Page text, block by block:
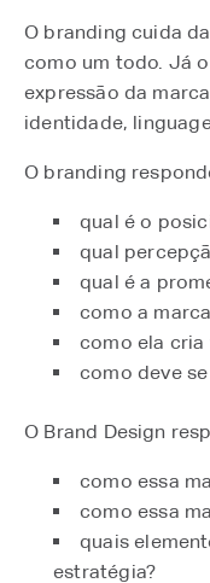
O branding cuida
como um todo. Já
expressão da
identidade,
O branding
qual é o
qual
qual é a
como a
como ela cria
como deve
O Brand Design
como essa
como essa
quais
estratégia?